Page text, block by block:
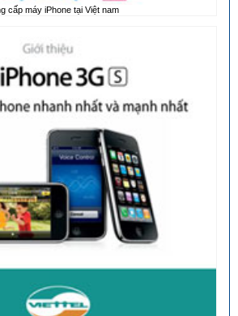
cấp máy iPhone tại Việt nam